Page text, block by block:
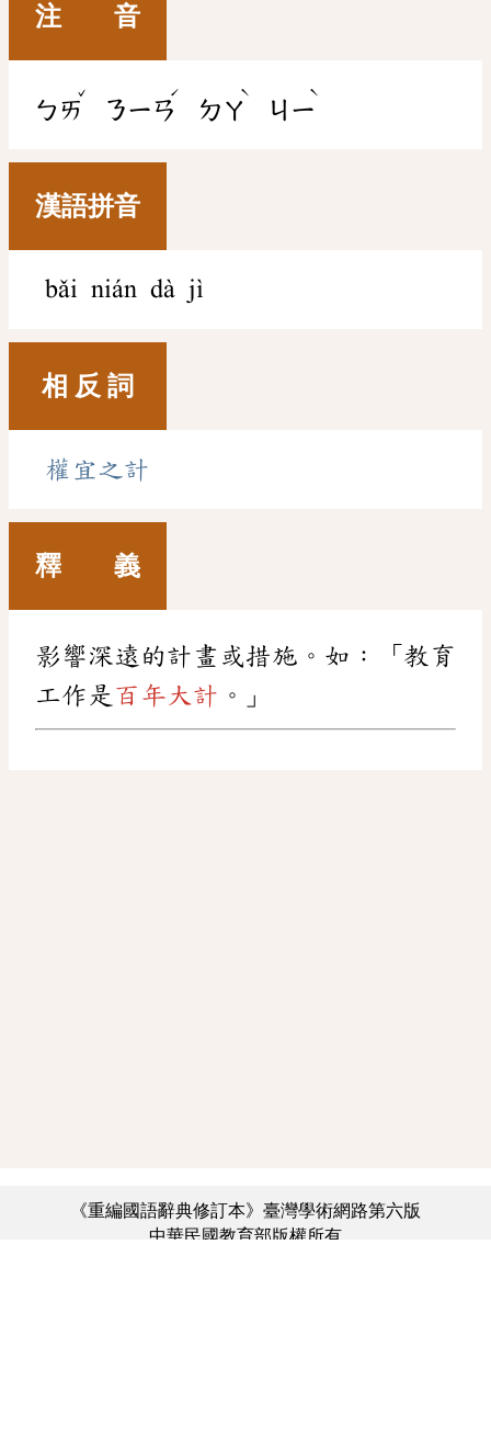
注 音
ㄅㄞ
ˇ
ㄋㄧㄢ
ˊ
ㄉㄚ
ˋ
ㄐㄧ
ˋ
漢語拼音
bǎi nián dà jì
相 反 詞
權宜之計
釋 義
影響深遠的計畫或措施。如：「教育
工作是 百年大計 。」
《重編國語辭典修訂本》臺灣學術網路第六版
中華民國教育部版權所有